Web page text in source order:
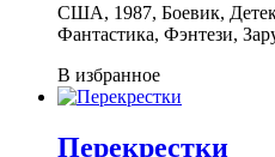
США, 1987, Боевик,
Фантастика, Фэнтези,
В избранное
Перекрестки